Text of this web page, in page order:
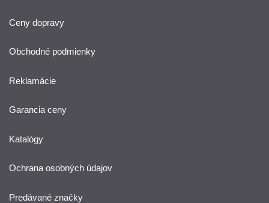
Ceny dopravy
Obchodné podmienky
Reklamácie
Garancia ceny
Katalógy
Ochrana osobných údajov
Predávané značky